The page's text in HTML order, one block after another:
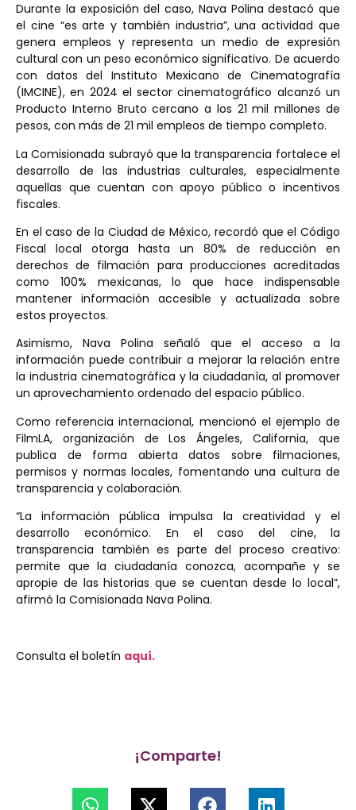
Durante la exposición del caso, Nava Polina destacó que
el cine “es arte y también industria”, una actividad que
genera empleos y representa un medio de expresión
cultural con un peso económico significativo. De acuerdo
con datos del Instituto Mexicano de Cinematografía
(IMCINE), en 2024 el sector cinematográfico alcanzó un
Producto Interno Bruto cercano a los 21 mil millones de
pesos, con más de 21 mil empleos de tiempo completo.
La Comisionada subrayó que la transparencia fortalece el
desarrollo de las industrias culturales, especialmente
aquellas que cuentan con apoyo público o incentivos
fiscales.
En el caso de la Ciudad de México, recordó que el Código
Fiscal local otorga hasta un 80% de reducción en
derechos de filmación para producciones acreditadas
como 100% mexicanas, lo que hace indispensable
mantener información accesible y actualizada sobre
estos proyectos.
Asimismo, Nava Polina señaló que el acceso a la
información puede contribuir a mejorar la relación entre
la industria cinematográfica y la ciudadanía, al promover
un aprovechamiento ordenado del espacio público.
Como referencia internacional, mencionó el ejemplo de
FilmLA, organización de Los Ángeles, California, que
publica de forma abierta datos sobre filmaciones,
permisos y normas locales, fomentando una cultura de
transparencia y colaboración.
“La información pública impulsa la creatividad y el
desarrollo económico. En el caso del cine, la
transparencia también es parte del proceso creativo:
permite que la ciudadanía conozca, acompañe y se
apropie de las historias que se cuentan desde lo local”,
afirmó la Comisionada Nava Polina.
Consulta el boletín aquí.
¡Comparte!